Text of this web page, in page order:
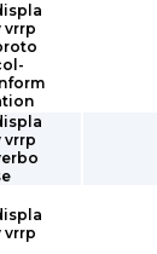
vrrp
vrrp
vrrp